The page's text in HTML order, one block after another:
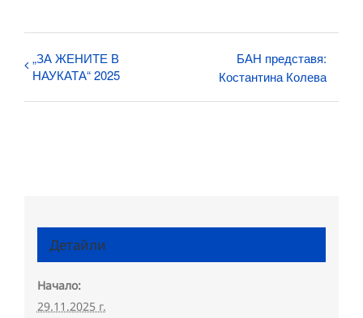
„ЗА ЖЕНИТЕ В
НАУКАТА“ 2025
БАН представя:
Костантина Колева
Детайли
Начало:
29.11.2025 г.